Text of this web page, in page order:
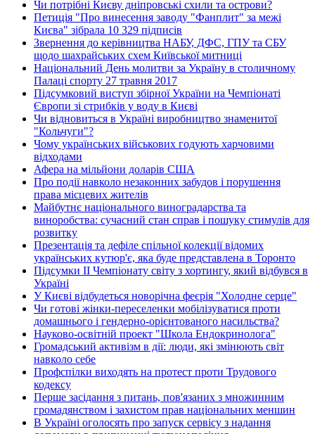
Чи потрібні Києву дніпровські схили та острови?
Петиція "Про винесення заводу "Фанплит" за межі
Києва" зібрала 10 329 підписів
Звернення до керівництва НАБУ, ДФС, ГПУ та СБУ
щодо шахрайських схем Київської митниці
Національний День молитви за Україну в столичному
Палаці спорту 27 травня 2017
Підсумковий виступ збірної України на Чемпіонаті
Європи зі стрибків у воду в Києві
Чи відновиться в Україні виробництво знаменитої
"Кольчуги"?
Чому українських військових годують харчовими
відходами
Афера на мільйони доларів США
Про події навколо незаконних забудов і порушення
права місцевих жителів
Майбутнє національного виноградарства та
виноробства: сучасний стан справ і пошуку стимулів для
розвитку
Презентація та дефіле спільної колекції відомих
українських кутюр'є, яка буде представлена в Торонто
Підсумки ІІ Чемпіонату світу з хортингу, який відбувся в
Україні
У Києві відбудеться новорічна феєрія "Холодне серце"
Чи готові жінки-переселенки мобілізуватися проти
домашнього і гендерно-орієнтованого насильства?
Науково-освітній проект "Школа Ендокринолога"
Громадський активізм в дії: люди, які змінюють світ
навколо себе
Профспілки виходять на протест проти Трудового
кодексу
Перше засідання з питань, пов'язаних з множинним
громадянством і захистом прав національних меншин
В Україні оголосять про запуск сервісу з надання